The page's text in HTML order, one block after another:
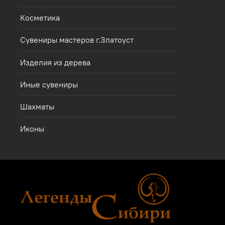
Косметика
Сувениры мастеров г.Златоуст
Изделия из дерева
Иные сувениры
Шахматы
Иконы